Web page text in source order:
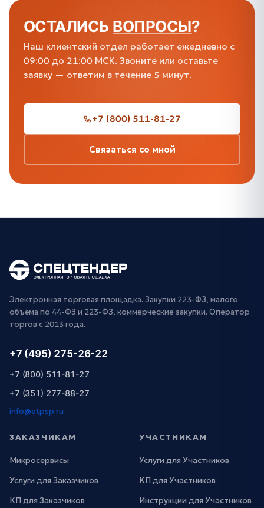
ОСТАЛИСЬ ВОПРОСЫ?
Наш клиентский отдел работает ежедневно с
09:00 до 21:00 МСК. Звоните или оставьте
заявку — ответим в течение 5 минут.
+7 (800) 511-81-27
Связаться со мной
Электронная торговая площадка. Закупки 223-ФЗ, малого
объёма по 44-ФЗ и 223-ФЗ, коммерческие закупки. Оператор
торгов с 2013 года.
+7 (495) 275-26-22
+7 (800) 511-81-27
+7 (351) 277-88-27
info@etpsp.ru
ЗАКАЗЧИКАМ
Микросервисы
Услуги для Заказчиков
КП для Заказчиков
УЧАСТНИКАМ
Услуги для Участников
КП для Участников
Инструкции для Участников